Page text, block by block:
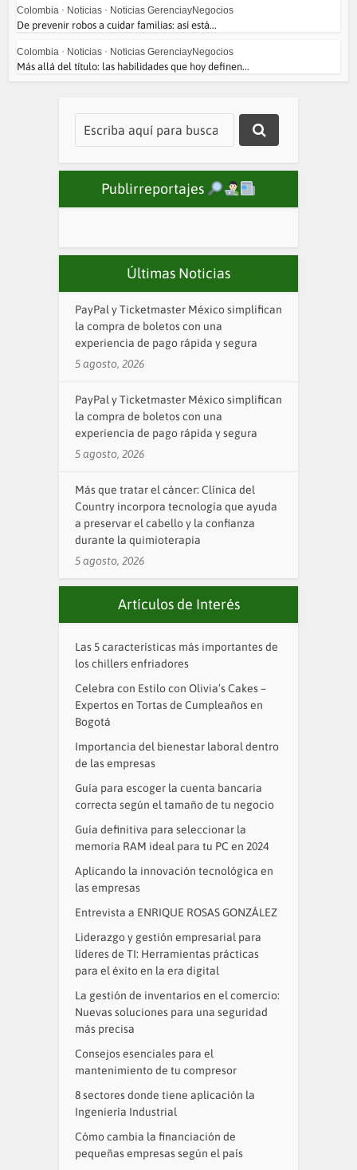
Colombia • Noticias • Noticias GerenciayNegocios
De prevenir robos a cuidar familias: así está...
Colombia • Noticias • Noticias GerenciayNegocios
Más allá del título: las habilidades que hoy definen...
Publirreportajes
Últimas Noticias
PayPal y Ticketmaster México simplifican
la compra de boletos con una
experiencia de pago rápida y segura
5 agosto, 2026
PayPal y Ticketmaster México simplifican
la compra de boletos con una
experiencia de pago rápida y segura
5 agosto, 2026
Más que tratar el cáncer: Clínica del
Country incorpora tecnología que ayuda
a preservar el cabello y la confianza
durante la quimioterapia
5 agosto, 2026
Artículos de Interés
Las 5 características más importantes de
los chillers enfriadores
Celebra con Estilo con Olivia’s Cakes –
Expertos en Tortas de Cumpleaños en
Bogotá
Importancia del bienestar laboral dentro
de las empresas
Guía para escoger la cuenta bancaria
correcta según el tamaño de tu negocio
Guía definitiva para seleccionar la
memoria RAM ideal para tu PC en 2024
Aplicando la innovación tecnológica en
las empresas
Entrevista a ENRIQUE ROSAS GONZÁLEZ
Liderazgo y gestión empresarial para
líderes de TI: Herramientas prácticas
para el éxito en la era digital
La gestión de inventarios en el comercio:
Nuevas soluciones para una seguridad
más precisa
Consejos esenciales para el
mantenimiento de tu compresor
8 sectores donde tiene aplicación la
Ingeniería Industrial
Cómo cambia la financiación de
pequeñas empresas según el país